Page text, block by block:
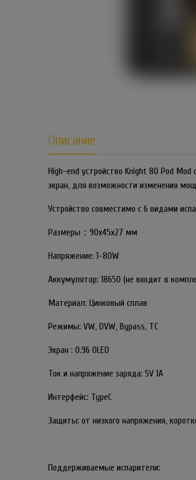
Описание
High-end устройство Knight 80 Pod
экран, для возможности изменения
Устройство совместимо с 6 видами
Размеры：90x45x27 мм
Напряжение: 1-80W
Аккумулятор: 18650 (не входит в
Материал: Цинковый сплав
Режимы: VW, DVW, Bypass, TC
Экран : 0.96 OLED
Ток и напряжение заряда: 5V 1A
Интерфейс: TypeC
Защиты: от низкого напряжения,
Поддерживаемые испарители: